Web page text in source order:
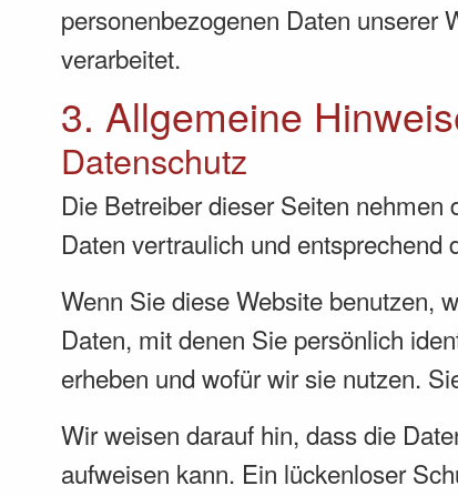
personenbezogenen Daten unserer
verarbeitet.
3. Allgemeine
Datenschutz
Die Betreiber dieser Seiten
Daten vertraulich und
Wenn Sie diese Website benutzen,
Daten, mit denen Sie persönlich
erheben und wofür wir sie nutzen.
Wir weisen darauf hin, dass die
aufweisen kann. Ein lückenloser